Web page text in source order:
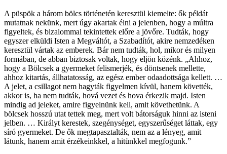
A püspök a három bölcs történetén keresztül kiemelte: ők példát
mutatnak nekünk, mert úgy akartak élni a jelenben, hogy a múltra
figyeltek, és bizalommal tekintettek előre a jövőre. Tudták, hogy
egyszer elküldi Isten a Megváltót, a Szabadítót, akire nemzedéken
keresztül vártak az emberek. Bár nem tudták, hol, mikor és milyen
formában, de abban biztosak voltak, hogy eljön közénk. „Ahhoz,
hogy a Bölcsek a gyermeket felismerjék, és döntsenek mellette,
ahhoz kitartás, állhatatosság, az egész ember odaadottsága kellett. …
A jelet, a csillagot nem hagyták figyelmen kívül, hanem követték,
akkor is, ha nem tudták, hová vezet és hova érkezik majd. Isten
mindig ad jeleket, amire figyelnünk kell, amit követhetünk. A
bölcsek hosszú utat tettek meg, mert volt bátorságuk hinni az isteni
jelben. … Királyt kerestek, szegénységet, egyszerűséget láttak, egy
síró gyermeket. De ők megtapasztalták, nem az a lényeg, amit
látunk, hanem amit érzékeinkkel, a hitünkkel megfogunk.”